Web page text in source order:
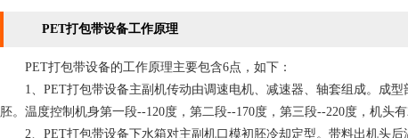
PET打包带设备工作原理
PET打包带设备的工作原理主要包含6点，如下：
1、PET打包带设备主副机传动由调速电机、减速器、轴套组成。成型
胚。温度控制机身第一段--120度，第二段--170度，第三段--220度，机头有
2、PET打包带设备下水箱对主副机口模初胚冷却定型。带料出机头后